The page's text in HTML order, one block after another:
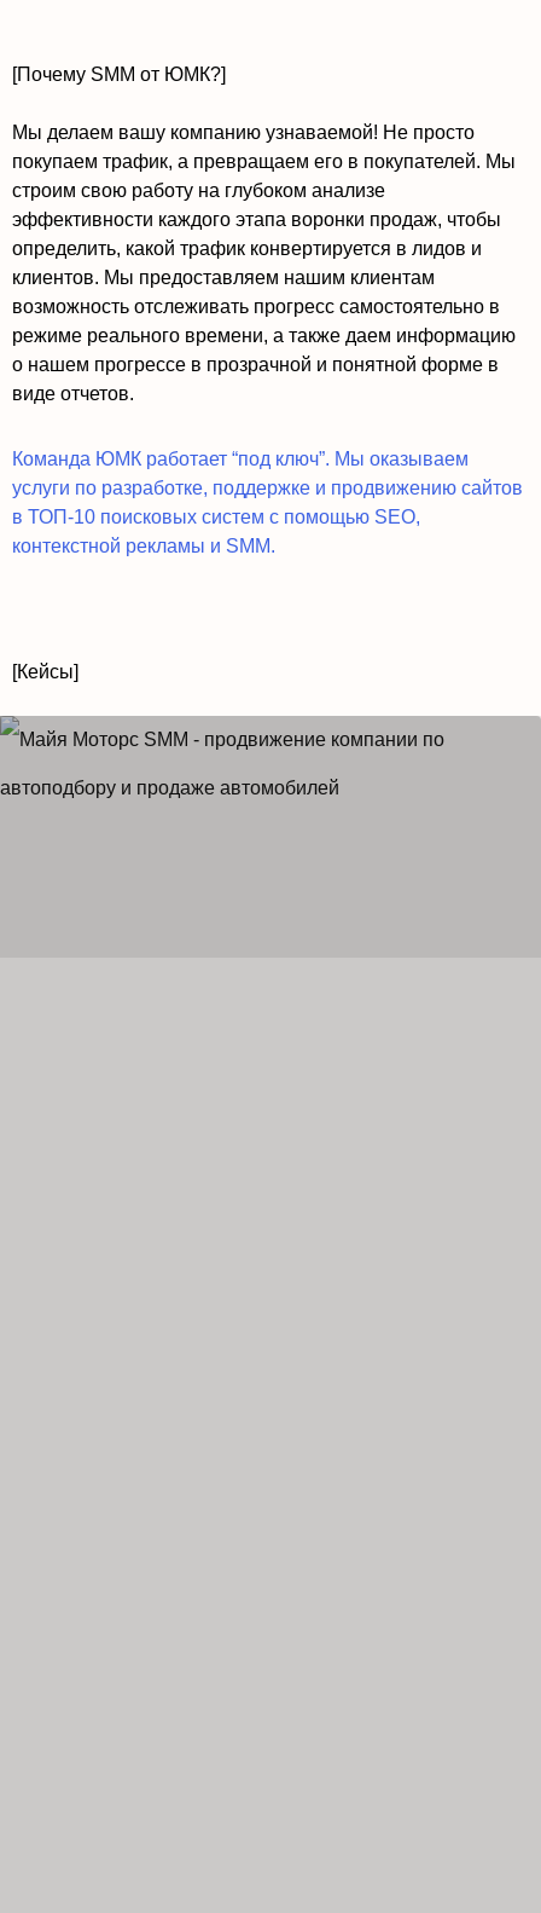
[Почему SMM от ЮМК?]
Мы делаем вашу компанию узнаваемой! Не просто
покупаем трафик, а превращаем его в покупателей. Мы
строим свою работу на глубоком анализе
эффективности каждого этапа воронки продаж, чтобы
определить, какой трафик конвертируется в лидов и
клиентов. Мы предоставляем нашим клиентам
возможность отслеживать прогресс самостоятельно в
режиме реального времени, а также даем информацию
о нашем прогрессе в прозрачной и понятной форме в
виде отчетов.
Команда ЮМК работает “под ключ”. Мы оказываем
услуги по разработке, поддержке и продвижению сайтов
в ТОП-10 поисковых систем с помощью SEO,
контекстной рекламы и SMM.
[Кейсы]